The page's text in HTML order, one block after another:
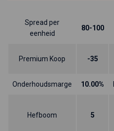
Spread per
eenheid
80-100
Premium Koop -35
Onderhoudsmarge 10.00%
Hefboom 5